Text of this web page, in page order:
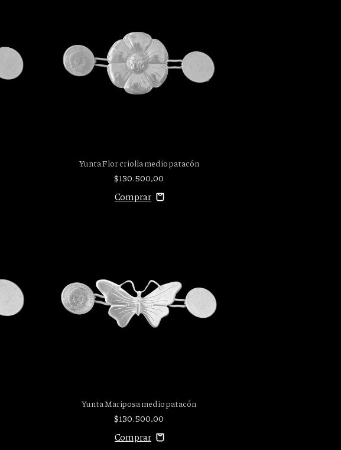
Yunta Flor criolla medio patacón
$130.500,00
Yunta Mariposa medio patacón
$130.500,00